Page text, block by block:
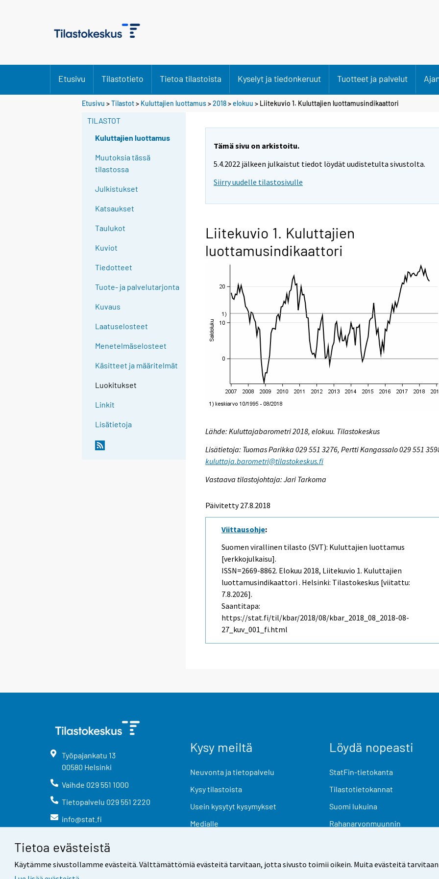
Tietoa evästeistä
Käytämme sivustollamme evästeitä. Välttämättömiä evästeitä tarvitaan, jotta sivusto toimii oikein. Muita evästeitä
Etusivu Tilastotieto Tietoa tilastoista Kyselyt ja tiedonkeruut Tuotteet ja palvelut
Etusivu >Tilastot> Kuluttajien luottamus>2018>elokuu > Liitekuvio 1. Kuluttajien luottamusindikaattori
TILASTOT
Kuluttajien luottamus
Muutoksia tässä
tilastossa
Julkistukset
Katsaukset
Taulukot
Kuviot
Tiedotteet
Tuote- ja palvelutarjonta
Kuvaus
Laatuselosteet
Menetelmäselosteet
Käsitteet ja määritelmät
Luokitukset
Linkit
Lisätietoja
Tämä sivu on arkistoitu.
5.4.2022 jälkeen julkaistut tiedot löydät uudistetulta sivustolta.
Siirry uudelle tilastosivulle
Liitekuvio 1. Kuluttajien
luottamusindikaattori
Lähde: Kuluttajabarometri 2018, elokuu. Tilastokeskus
Lisätietoja: Tuomas Parikka 029 551 3276, Pertti Kangassalo 029 551
kuluttaja.barometri@tilastokeskus.fi
Vastaava tilastojohtaja: Jari Tarkoma
Päivitetty 27.8.2018
Viittausohje:
Suomen virallinen tilasto (SVT): Kuluttajien luottamus
[verkkojulkaisu].
ISSN=2669-8862. Elokuu 2018, Liitekuvio 1. Kuluttajien
luottamusindikaattori . Helsinki: Tilastokeskus [viitattu:
7.8.2026].
Saantitapa:
https://stat.fi/til/kbar/2018/08/kbar_2018_08_2018-08-
27_kuv_001_fi.html
Työpajankatu 13
00580 Helsinki
Vaihde 029 551 1000
Tietopalvelu 029 551 2220
info@stat.fi
Kysy meiltä
Neuvonta ja tietopalvelu
Kysy tilastoista
Usein kysytyt kysymykset
Medialle
Löydä nopeasti
StatFin-tietokanta
Tilastotietokannat
Suomi lukuina
Rahanarvonmuunnin